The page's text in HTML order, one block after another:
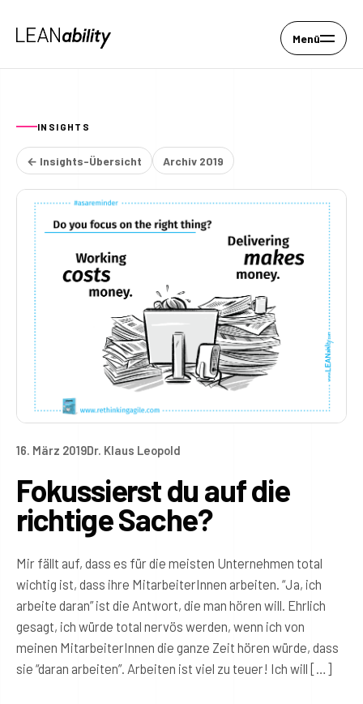
Menü
INSIGHTS
← Insights-Übersicht Archiv 2019
16. März 2019Dr. Klaus Leopold
Fokussierst du auf die
richtige Sache?
Mir fällt auf, dass es für die meisten Unternehmen total
wichtig ist, dass ihre MitarbeiterInnen arbeiten. “Ja, ich
arbeite daran” ist die Antwort, die man hören will. Ehrlich
gesagt, ich würde total nervös werden, wenn ich von
meinen MitarbeiterInnen die ganze Zeit hören würde, dass
sie “daran arbeiten”. Arbeiten ist viel zu teuer! Ich will […]